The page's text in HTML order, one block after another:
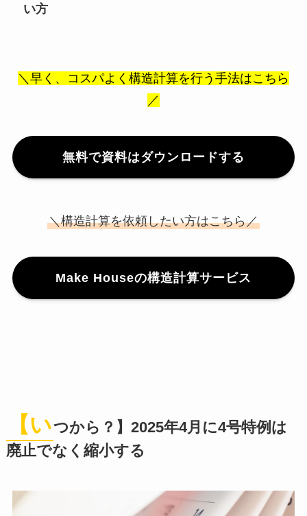
い方
＼早く、コスパよく構造計算を行う手法はこちら
／
無料で資料はダウンロードする
＼構造計算を依頼したい方はこちら／
Make Houseの構造計算サービス
【いつから？】2025年4月に4号特例は
廃止でなく縮小する